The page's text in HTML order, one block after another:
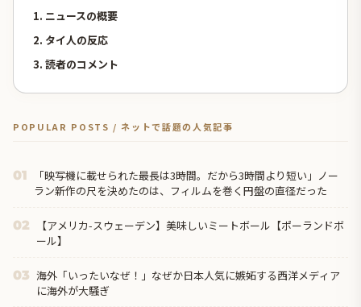
1. ニュースの概要
2. タイ人の反応
3. 読者のコメント
POPULAR POSTS / ネットで話題の人気記事
01
「映写機に載せられた最長は3時間。だから3時間より短い」ノー
ラン新作の尺を決めたのは、フィルムを巻く円盤の直径だった
02
【アメリカ-スウェーデン】美味しいミートボール【ポーランドボ
ール】
03 海外「いったいなぜ！」なぜか日本人気に嫉妬する西洋メディア
に海外が大騒ぎ